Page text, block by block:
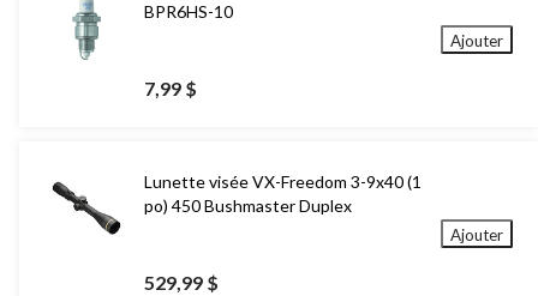
BPR6HS-10
7,99 $
Ajouter
Lunette visée VX-Freedom 3-9x40 (1
po) 450 Bushmaster Duplex
529,99 $
Ajouter